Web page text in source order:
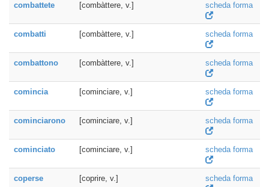
combattete [combàttere, v.] scheda forma
combatti [combàttere, v.] scheda forma
combattono [combàttere, v.] scheda forma
comincia [cominciare, v.] scheda forma
cominciarono [cominciare, v.] scheda forma
cominciato [cominciare, v.] scheda forma
coperse [coprire, v.] scheda forma